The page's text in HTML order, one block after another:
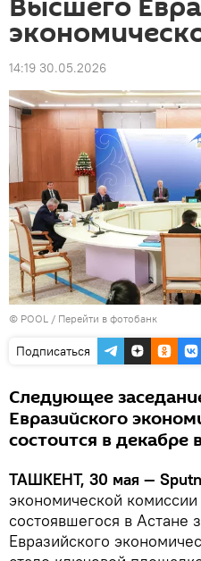
14:19 30.05.2026
© POOL / Перейти в фотобанк
Подписаться
Следующее
Евразийского
состоится в декабре
ТАШКЕНТ, 30 мая —
экономической комиссии
состоявшегося в Астане
Евразийского